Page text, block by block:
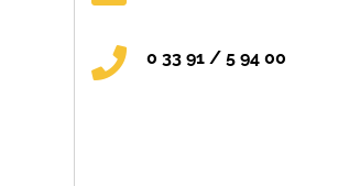
0 33 91 / 5 94 00